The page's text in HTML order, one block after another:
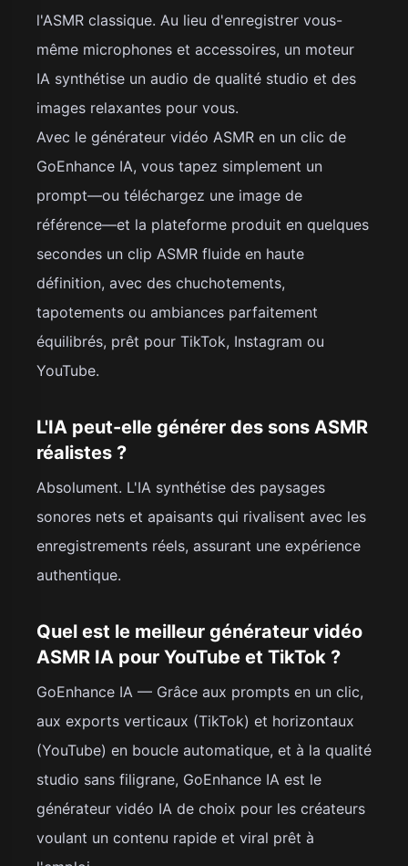
l'ASMR classique. Au lieu d'enregistrer vous-
même microphones et accessoires, un moteur
IA synthétise un audio de qualité studio et des
images relaxantes pour vous.
Avec le générateur vidéo ASMR en un clic de
GoEnhance IA, vous tapez simplement un
prompt—ou téléchargez une image de
référence—et la plateforme produit en quelques
secondes un clip ASMR fluide en haute
définition, avec des chuchotements,
tapotements ou ambiances parfaitement
équilibrés, prêt pour TikTok, Instagram ou
YouTube.
L'IA peut-elle générer des sons ASMR
réalistes ?
Absolument. L'IA synthétise des paysages
sonores nets et apaisants qui rivalisent avec les
enregistrements réels, assurant une expérience
authentique.
Quel est le meilleur générateur vidéo
ASMR IA pour YouTube et TikTok ?
GoEnhance IA — Grâce aux prompts en un clic,
aux exports verticaux (TikTok) et horizontaux
(YouTube) en boucle automatique, et à la qualité
studio sans filigrane, GoEnhance IA est le
générateur vidéo IA de choix pour les créateurs
voulant un contenu rapide et viral prêt à